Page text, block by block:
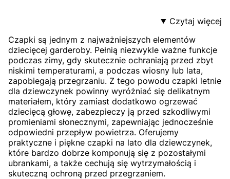
Czytaj więcej
Czapki są jednym z najważniejszych elementów
dziecięcej garderoby. Pełnią niezwykle ważne funkcje
podczas zimy, gdy skutecznie ochraniają przed zbyt
niskimi temperaturami, a podczas wiosny lub lata,
zapobiegają przegrzaniu. Z tego powodu czapki letnie
dla dziewczynek powinny wyróżniać się delikatnym
materiałem, który zamiast dodatkowo ogrzewać
dziecięcą głowę, zabezpieczy ją przed szkodliwymi
promieniami słonecznymi, zapewniając jednocześnie
odpowiedni przepływ powietrza. Oferujemy
praktyczne i piękne czapki na lato dla dziewczynek,
które bardzo dobrze komponują się z pozostałymi
ubrankami, a także cechują się wytrzymałością i
skuteczną ochroną przed przegrzaniem.